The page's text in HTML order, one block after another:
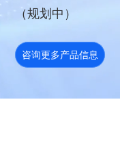
（规划中）
咨询更多产品信息